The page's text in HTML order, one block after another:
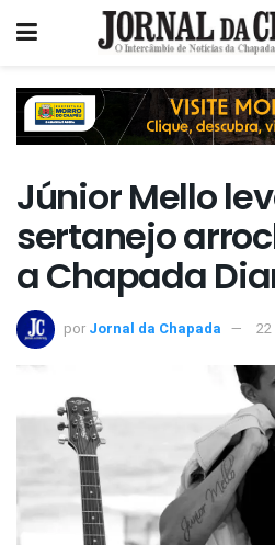
Júnior Mello
sertanejo
a Chapada
por Jornal da Chapada